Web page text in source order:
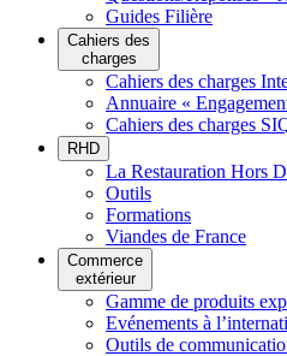
Guides Filière
Cahiers des
charges
Cahiers des charges
Annuaire «
Cahiers des charges
RHD
La Restauration Hors
Outils
Formations
Viandes de France
Commerce
extérieur
Gamme de produits
Evénements à
Outils de